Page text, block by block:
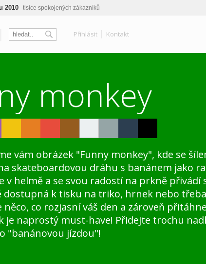
chemie, barvy s certifikáty, minimum plastů
expedujeme do 24h
velké množstevní slevy
Přihlásit Kontakt
Belabel na Facebooku
Galerie
Oblečení bez potiskumonkey
vám obrázek "Funny monkey", kde se
skateboardovou dráhu s banánem jako
v helmě a se svou radostí na prkně přivádí
dostupná k tisku na triko, hrnek nebo
něco, co rozjasní váš den a zároveň
je naprostý must-have! Přidejte trochu
"banánovou jízdou"!